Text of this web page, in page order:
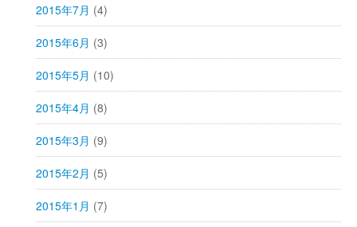
2015年7月 (4)
2015年6月 (3)
2015年5月 (10)
2015年4月 (8)
2015年3月 (9)
2015年2月 (5)
2015年1月 (7)